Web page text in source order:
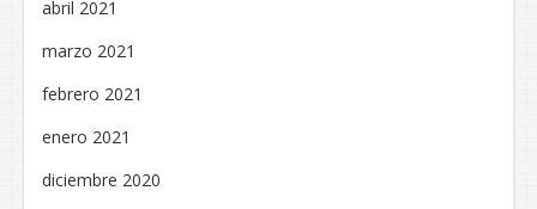
abril 2021
marzo 2021
febrero 2021
enero 2021
diciembre 2020